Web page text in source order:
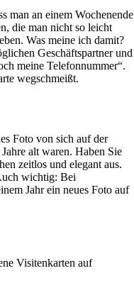
man an einem Wochenende
die man nicht so leicht
Was meine ich damit?
Geschäftspartner und
meine Telefonnummer“.
wegschmeißt.
Foto von sich auf der
alt waren. Haben Sie
zeitlos und elegant aus.
wichtig: Bei
Jahr ein neues Foto auf
Visitenkarten auf